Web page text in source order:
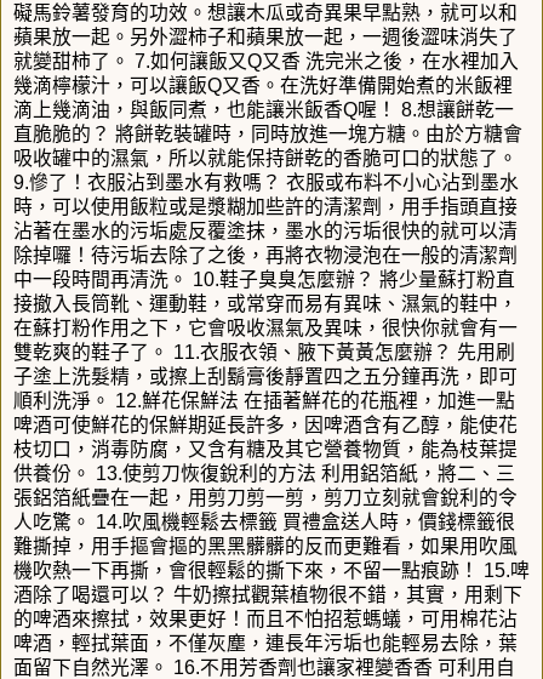
礙馬鈴薯發育的功效。想讓木瓜或奇異果早點熟，就可以和
蘋果放一起。另外澀柿子和蘋果放一起，一週後澀味消失了
就變甜柿了。 7.如何讓飯又Q又香 洗完米之後，在水裡加入
幾滴檸檬汁，可以讓飯Q又香。在洗好準備開始煮的米飯裡
滴上幾滴油，與飯同煮，也能讓米飯香Q喔！ 8.想讓餅乾一
直脆脆的？ 將餅乾裝罐時，同時放進一塊方糖。由於方糖會
吸收罐中的濕氣，所以就能保持餅乾的香脆可口的狀態了。
9.慘了！衣服沾到墨水有救嗎？ 衣服或布料不小心沾到墨水
時，可以使用飯粒或是漿糊加些許的清潔劑，用手指頭直接
沾著在墨水的污垢處反覆塗抹，墨水的污垢很快的就可以清
除掉囉！待污垢去除了之後，再將衣物浸泡在一般的清潔劑
中一段時間再清洗。 10.鞋子臭臭怎麼辦？ 將少量蘇打粉直
接撤入長筒靴、運動鞋，或常穿而易有異味、濕氣的鞋中，
在蘇打粉作用之下，它會吸收濕氣及異味，很快你就會有一
雙乾爽的鞋子了。 11.衣服衣領、腋下黃黃怎麼辦？ 先用刷
子塗上洗髮精，或擦上刮鬍膏後靜置四之五分鐘再洗，即可
順利洗淨。 12.鮮花保鮮法 在插著鮮花的花瓶裡，加進一點
啤酒可使鮮花的保鮮期延長許多，因啤酒含有乙醇，能使花
枝切口，消毒防腐，又含有糖及其它營養物質，能為枝葉提
供養份。 13.使剪刀恢復銳利的方法 利用鋁箔紙，將二、三
張鋁箔紙疊在一起，用剪刀剪一剪，剪刀立刻就會銳利的令
人吃驚。 14.吹風機輕鬆去標籤 買禮盒送人時，價錢標籤很
難撕掉，用手摳會摳的黑黑髒髒的反而更難看，如果用吹風
機吹熱一下再撕，會很輕鬆的撕下來，不留一點痕跡！ 15.啤
酒除了喝還可以？ 牛奶擦拭觀葉植物很不錯，其實，用剩下
的啤酒來擦拭，效果更好！而且不怕招惹螞蟻，可用棉花沾
啤酒，輕拭葉面，不僅灰塵，連長年污垢也能輕易去除，葉
面留下自然光澤。 16.不用芳香劑也讓家裡變香香 可利用自